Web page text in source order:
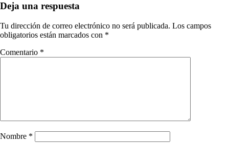
Deja una respuesta
Tu dirección de correo electrónico no será publicada. Los campos
obligatorios están marcados con *
Comentario *
Nombre *